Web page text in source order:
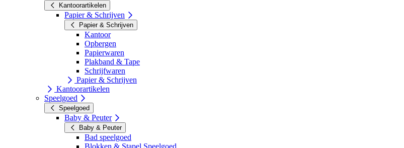
Kantoorartikelen
Papier & Schrijven
Papier & Schrijven
Kantoor
Opbergen
Papierwaren
Plakband & Tape
Schrijfwaren
Papier & Schrijven
Kantoorartikelen
Speelgoed
Speelgoed
Baby & Peuter
Baby & Peuter
Bad speelgoed
Blokken & Stapel Speelgoed